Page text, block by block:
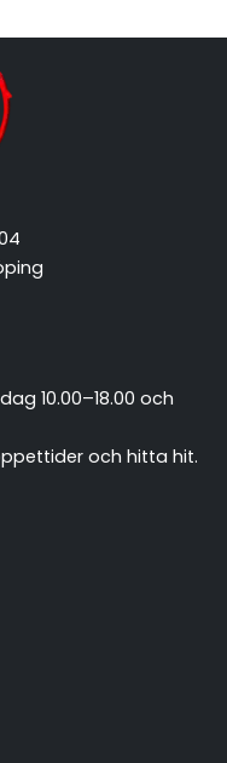
10.00–18.00 och
och hitta hit.